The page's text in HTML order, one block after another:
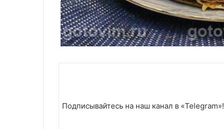
Подписывайтесь на наш канал в «Telegram»!